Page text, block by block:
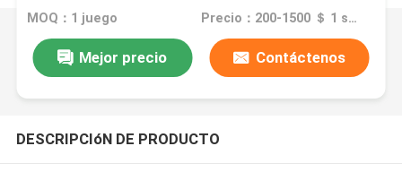
MOQ：1 juego Precio：200-1500 ＄ 1 set
Mejor precio Contáctenos
DESCRIPCIóN DE PRODUCTO